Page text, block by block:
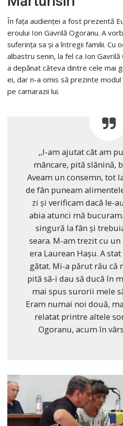
În fața audienței a fost prezentă
eroului Ion Gavrilă Ogoranu. A
suferința sa și a întregii familii. Cu
albastru senin, la fel ca Ion
a depănat câteva dintre cele mai
ei, dar n-a omis să prezinte
pe camarazii lui.
,,I-am ajutat cât am
mâncare, pită slănină,
Aveam un consemn, tot
de fân puneam
zi și verificam dacă le-
abia atunci mă
singură la fân și
seara. M-am trezit cu
era Laurean Hașu. A
gătat. Mi-a părut rău că
pită să-i dau să ducă în
mai spus surorii mele
Eram numai noi două,
relatat printre altele
Ogoranu, acum în